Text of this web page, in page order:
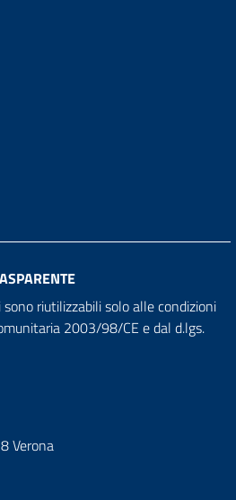
riutilizzabili solo alle condizioni
2003/98/CE e dal d.lgs.
Verona